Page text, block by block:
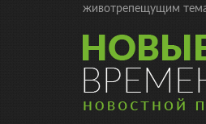
животрепещущим